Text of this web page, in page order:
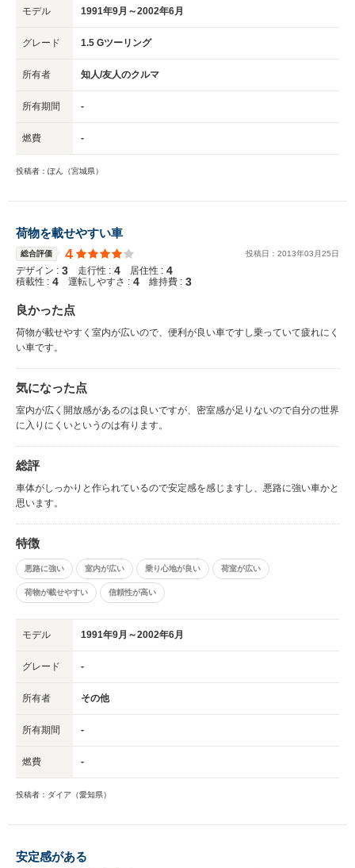
モデル 1991年9月～2002年6月
グレード 1.5 Gツーリング
所有者 知人/友人のクルマ
所有期間 -
燃費 -
投稿者：ぽん（宮城県）
荷物を載せやすい車
総合評価 4 投稿日： 2013年03 月25日
デザイン : 3 走行性 : 4 居住性 : 4
積載性 : 4 運転しやすさ : 4 維持費 : 3
良かった点
荷物が載せやすく室内が広いので、便利が良い車ですし乗っていて疲れにく
い車です。
気になった点
室内が広く開放感があるのは良いですが、密室感が足りないので自分の世界
に入りにくいというのは有ります。
総評
車体がしっかりと作られているので安定感を感じますし、悪路に強い車かと
思います。
特徴
悪路に強い 室内が広い 乗り心地が良い 荷室が広い
荷物が載せやすい 信頼性が高い
モデル 1991年9月～2002年6月
グレード -
所有者 その他
所有期間 -
燃費 -
投稿者：ダイア（愛知県）
安定感がある